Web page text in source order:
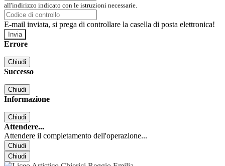
all'indirizzo indicato con le istruzioni necessarie.
E-mail inviata, si prega di controllare la casella di posta elettronica!
Errore
Chiudi
Successo
Chiudi
Informazione
Chiudi
Attendere...
Attendere il completamento dell'operazione...
Chiudi
Chiudi